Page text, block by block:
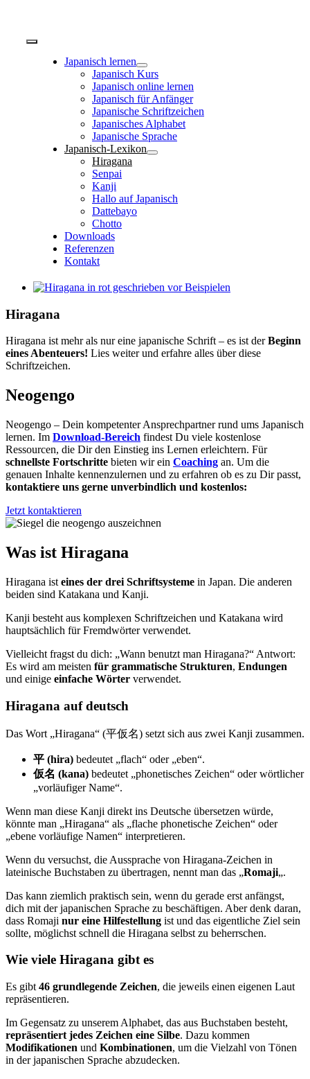
Toggle
NavigationJapanisch lernen
Japanisch Kurs
Japanisch online lernen
Japanisch für Anfänger
Japanische Schriftzeichen
Japanisches Alphabet
Japanische Sprache
Japanisch-Lexikon
Hiragana
Senpai
Kanji
Hallo auf Japanisch
Dattebayo
Chotto
Downloads
Referenzen
Kontakt
Zeige
Bild
Hiragana
Hiragana ist mehr als nur eine japanische Schrift – es ist derBeginn
eines Abenteuers! Lies weiter und erfahre alles über diese
Schriftzeichen.
Neogengo
Neogengo – Dein kompetenter Ansprechpartner rund ums Japanisch
lernen. Im Download-Bereich findest Du viele kostenlose
Ressourcen, die Dir den Einstieg ins Lernen erleichtern. Für
schnellste Fortschritte bieten wir ein Coaching an. Um die
genauen Inhalte kennenzulernen und zu erfahren ob es zu Dir passt,
kontaktiere uns gerne unverbindlich und kostenlos:
Jetzt kontaktieren
Was ist Hiragana
Hiragana ist eines der drei Schriftsysteme in Japan. Die anderen
beiden sind Katakana und Kanji.
Kanji besteht aus komplexen Schriftzeichen und Katakana wird
hauptsächlich für Fremdwörter verwendet.
Vielleicht fragst du dich: „Wann benutzt man Hiragana?“ Antwort:
Es wird am meisten für grammatische Strukturen, Endungen
und einige einfache Wörter verwendet.
Hiragana auf deutsch
Das Wort „Hiragana“ (平仮名) setzt sich aus zwei Kanji zusammen.
平 (hira) bedeutet „flach“ oder „eben“.
仮名 (kana) bedeutet „phonetisches Zeichen“ oder wörtlicher
„vorläufiger Name“.
Wenn man diese Kanji direkt ins Deutsche übersetzen würde,
könnte man „Hiragana“ als „flache phonetische Zeichen“ oder
„ebene vorläufige Namen“ interpretieren.
Wenn du versuchst, die Aussprache von Hiragana-Zeichen in
lateinische Buchstaben zu übertragen, nennt man das „Romaji„.
Das kann ziemlich praktisch sein, wenn du gerade erst anfängst,
dich mit der japanischen Sprache zu beschäftigen. Aber denk daran,
dass Romaji nur eine Hilfestellung ist und das eigentliche Ziel sein
sollte, möglichst schnell die Hiragana selbst zu beherrschen.
Wie viele Hiragana gibt es
Es gibt 46 grundlegende Zeichen, die jeweils einen eigenen Laut
repräsentieren.
Im Gegensatz zu unserem Alphabet, das aus Buchstaben besteht,
repräsentiert jedes Zeichen eine Silbe. Dazu kommen
Modifikationen und Kombinationen, um die Vielzahl von Tönen
in der japanischen Sprache abzudecken.